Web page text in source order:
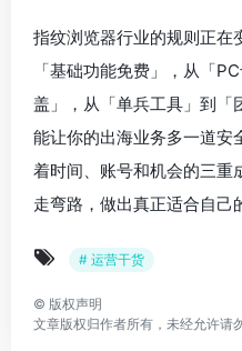
指纹浏览器行业的规则正
「基础功能免费」，从「
盖」，从「单兵工具」到「
能让你的出海业务多一道安
着时间、账号和机会的三重
走弯路，做出真正适合自己
# 运营干货
© 版权声明
文章版权归作者所有，未经允许请